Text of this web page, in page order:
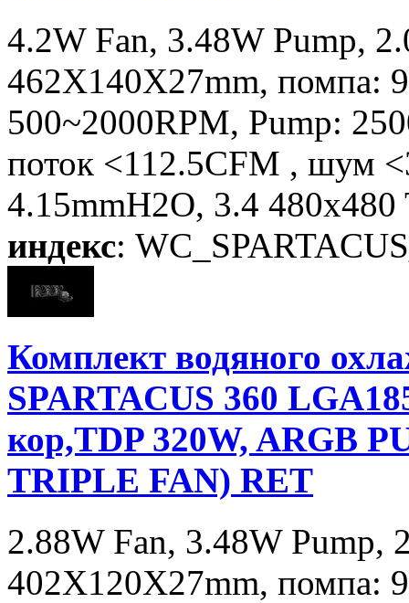
4.2W Fan, 3.48W Pump,
462X140X27mm, помпа:
500~2000RPM, Pump:
поток <112.5CFM , шум
4.15mmH2O, 3.4
индекс:
Комплект водяного
SPARTACUS 360
кор,TDP 320W, ARGB
TRIPLE FAN) RET
2.88W Fan, 3.48W Pump,
402X120X27mm, помпа: